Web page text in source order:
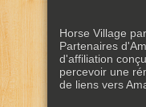
Horse Village
Partenaires
d'affiliation
percevoir une
de liens vers